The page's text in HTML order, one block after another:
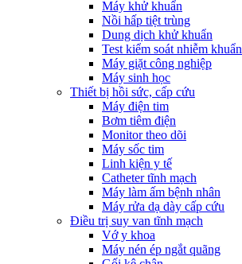
Máy khử khuẩn
Nồi hấp tiệt trùng
Dung dịch khử khuẩn
Test kiểm soát nhiễm khuẩn
Máy giặt công nghiệp
Máy sinh học
Thiết bị hồi sức, cấp cứu
Máy điện tim
Bơm tiêm điện
Monitor theo dõi
Máy sốc tim
Linh kiện y tế
Catheter tĩnh mạch
Máy làm ấm bệnh nhân
Máy rửa dạ dày cấp cứu
Điều trị suy van tĩnh mạch
Vớ y khoa
Máy nén ép ngắt quãng